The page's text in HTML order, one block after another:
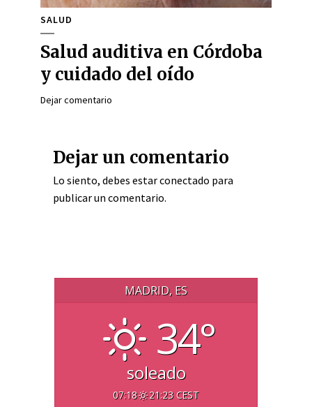
SALUD
Salud auditiva en Córdoba
y cuidado del oído
Dejar comentario
Dejar un comentario
Lo siento, debes estarconectado para
publicar un comentario.
MADRID, ES
34°
soleado
07:18 21:23 CEST